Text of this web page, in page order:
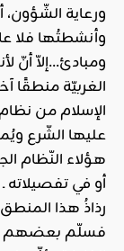
ورعاية
وأنشطتُها فلا
ومبادئ…إلاّ أنّ
الغربيّة منطقًا
الإسلام من
عليها الشّرع
هؤلاء النّظام
أو في
رذاذُ هذا
فسلّم بعضهم